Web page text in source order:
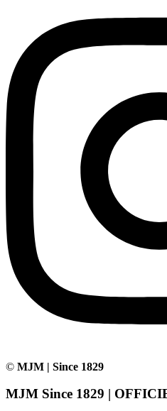
© MJM | Since 1829
MJM Since 1829 |